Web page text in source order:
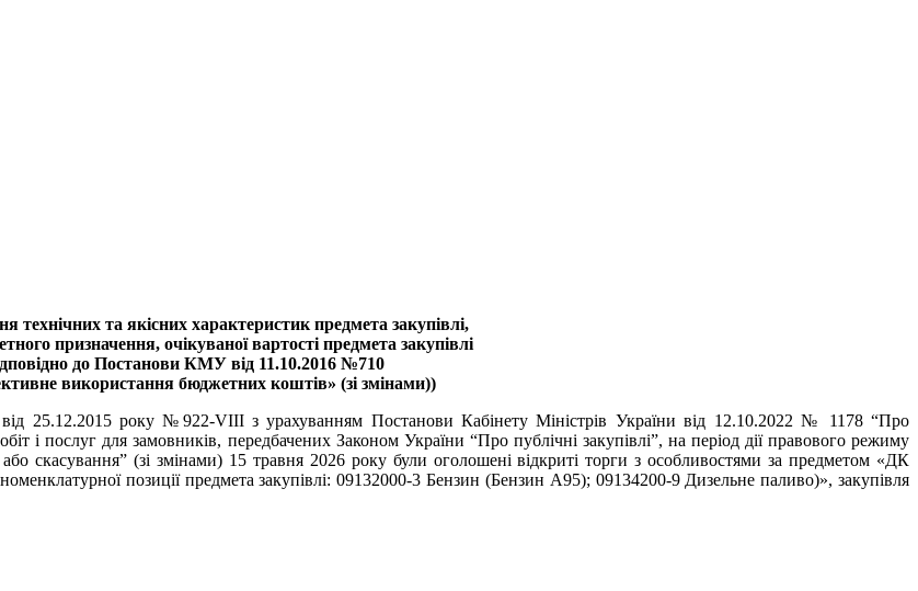
технічних та якісних характеристик предмета закупівлі,
призначення, очікуваної вартості предмета закупівлі
до Постанови КМУ від 11.10.2016 №710
використання бюджетних коштів» (зі змінами))
від 25.12.2015 року №922-VIII з урахуванням Постанови Кабінету Міністрів України від 12.10.2022 № 1178 “Про
і послуг для замовників, передбачених Законом України “Про публічні закупівлі”, на період дії правового режиму
скасування” (зі змінами) 15 травня 2026 року були оголошені відкриті торги з особливостями за предметом «ДК
позиції предмета закупівлі: 09132000-3 Бензин (Бензин А95); 09134200-9 Дизельне паливо)», закупівля